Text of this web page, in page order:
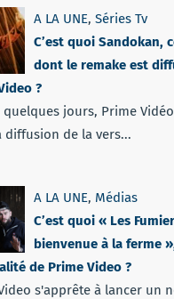
A LA UNE, Séries Tv
C’est quoi Sandokan,
dont le remake est
?
quelques jours, Prime
diffusion de la vers...
A LA UNE, Médias
C’est quoi « Les
bienvenue à la ferme
de Prime Video ?
s'apprête à lancer un